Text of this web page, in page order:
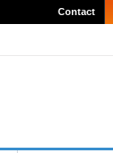
Contact